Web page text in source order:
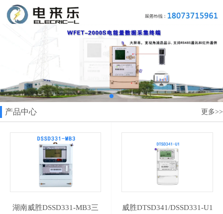
产品中心 更多>>
湖南威胜DSSD331-MB3三
威胜DTSD341/DSSD331-U1